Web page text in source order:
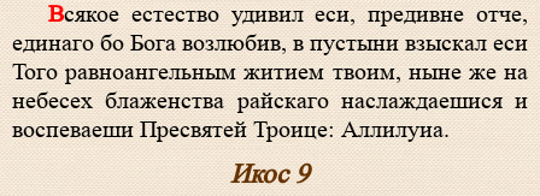
Всякое естество удивил еси, предивне отче,
единаго бо Бога возлюбив, в пустыни взыскал еси
Того равноангельным житием твоим, ныне же на
небесех блаженства райскаго наслаждаешися и
воспеваеши Пресвятей Троице: Аллилуиа.
Икос 9